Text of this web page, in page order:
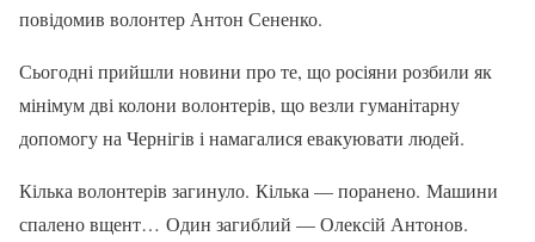
повідомив волонтер Антон Сененко.
Сьогодні прийшли новини про те, що росіяни розбили як
мінімум дві колони волонтерів, що везли гуманітарну
допомогу на Чернігів і намагалися евакуювати людей.
Кілька волонтерів загинуло. Кілька — поранено. Машини
спалено вщент… Один загиблий — Олексій Антонов.